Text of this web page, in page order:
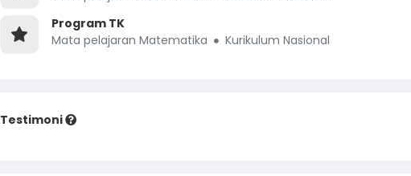
Program TK
Mata pelajaran Matematika
Kurikulum Nasional
Testimoni